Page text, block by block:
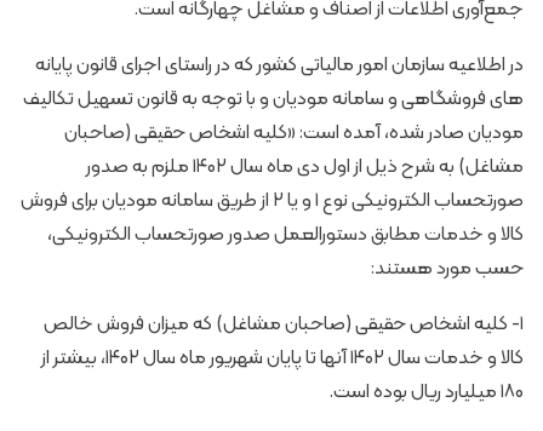
جمع‌آوری اطلاعات از اصناف و مشاغل چهارگانه است.
در اطلاعیه سازمان امور مالیاتی کشور که در راستای اجرای قانون پایانه
های فروشگاهی و سامانه مودیان و با توجه به قانون تسهیل تکالیف
مودیان صادر شده، آمده است: «کلیه اشخاص حقیقی (صاحبان
مشاغل) به شرح ذیل از اول دی ماه سال ۱۴۰۲ ملزم به صدور
صورتحساب الکترونیکی نوع ۱ و یا ۲ از طریق سامانه مودیان برای فروش
کالا و خدمات مطابق دستورالعمل صدور صورتحساب الکترونیکی،
حسب مورد هستند:
۱- کلیه اشخاص حقیقی (صاحبان مشاغل) که میزان فروش خالص
کالا و خدمات سال ۱۴۰۲ آنها تا پایان شهریور ماه سال ۱۴۰۲، بیشتر از
۱۸۰ میلیارد ریال بوده است.